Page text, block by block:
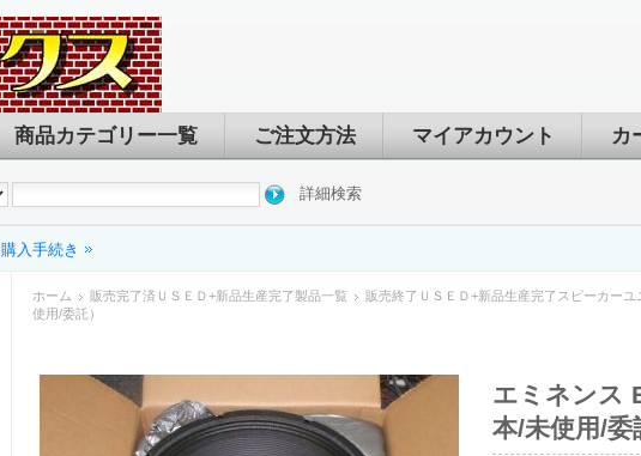
商品カテゴリー一覧 ご注文方法 マイアカウント カ
詳細検索
購入手続き
ホーム 販売完了済ＵＳＥＤ+新品生産完了製品一覧
販売終了ＵＳＥＤ+新品生産完了スピーカーユ
使用/委託）
エミネンス
本/未使用/委